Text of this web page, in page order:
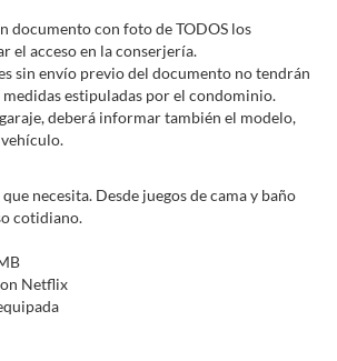
documento con foto de TODOS los
el acceso en la conserjería.
sin envío previo del documento no tendrán
estipuladas por el condominio.
deberá informar también el modelo,
necesita. Desde juegos de cama y baño
cotidiano.
Netflix